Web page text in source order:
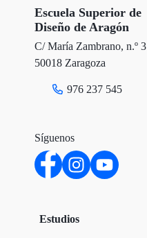
o
k n
Escuela Superior de
Diseño de Aragón
C/ María Zambrano, n.º 3
50018 Zaragoza
976 237 545
Síguenos
Estudios